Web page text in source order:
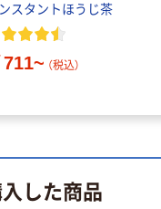
スタントほうじ茶
711~ （税込）
した商品